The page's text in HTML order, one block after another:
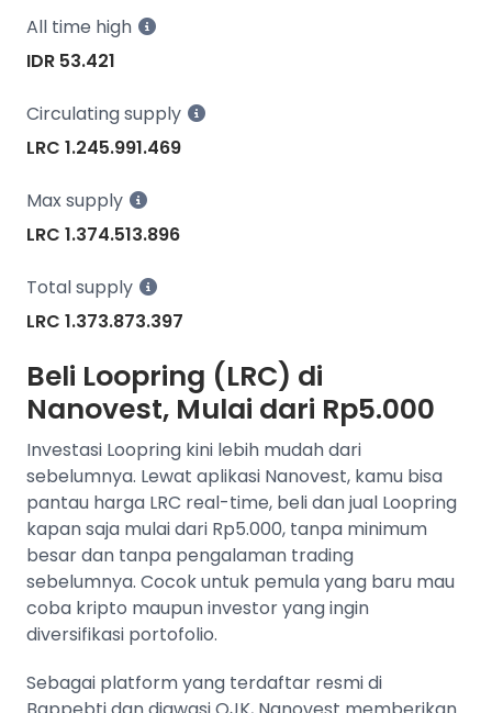
All time high
IDR 53.421
Circulating supply
LRC 1.245.991.469
Max supply
LRC 1.374.513.896
Total supply
LRC 1.373.873.397
Beli Loopring (LRC) di
Nanovest, Mulai dari Rp5.000
Investasi Loopring kini lebih mudah dari
sebelumnya. Lewat aplikasi Nanovest, kamu bisa
pantau harga LRC real-time, beli dan jual Loopring
kapan saja mulai dari Rp5.000, tanpa minimum
besar dan tanpa pengalaman trading
sebelumnya. Cocok untuk pemula yang baru mau
coba kripto maupun investor yang ingin
diversifikasi portofolio.
Sebagai platform yang terdaftar resmi di